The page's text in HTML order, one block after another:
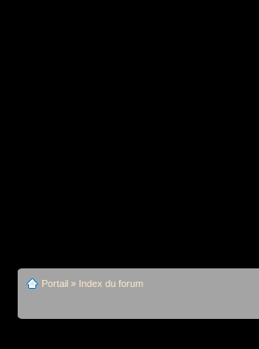
Portail » Index du forum